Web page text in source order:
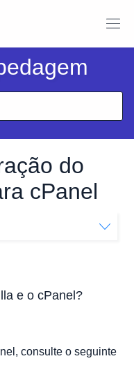
do
cPanel
e o cPanel?
consulte o seguinte